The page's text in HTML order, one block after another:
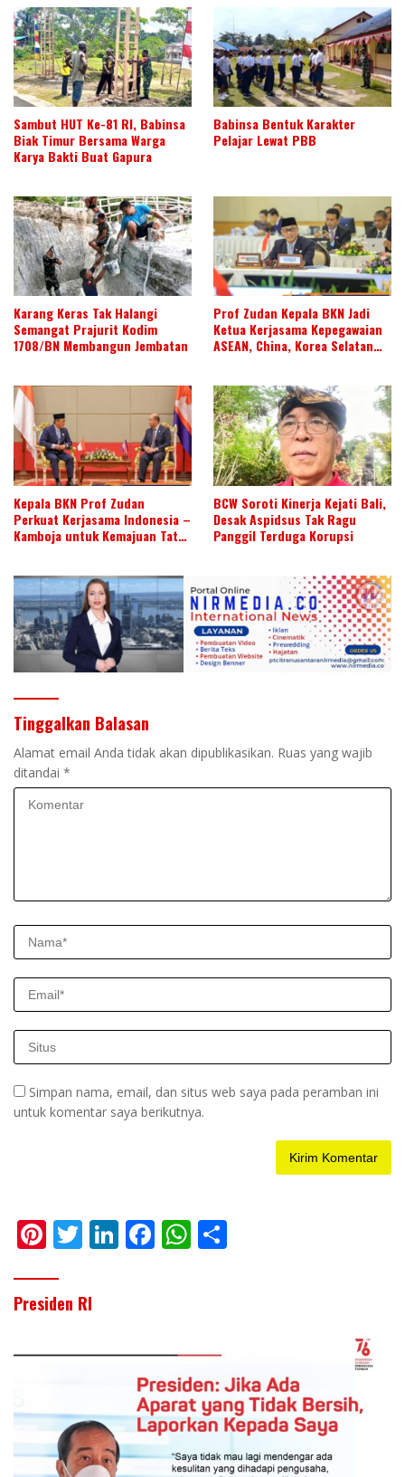
Sambut HUT Ke-81 RI, Babinsa
Biak Timur Bersama Warga
Karya Bakti Buat Gapura
Babinsa Bentuk Karakter
Pelajar Lewat PBB
Karang Keras Tak Halangi
Semangat Prajurit Kodim
1708/BN Membangun Jembatan
Prof Zudan Kepala BKN Jadi
Ketua Kerjasama Kepegawaian
ASEAN, China, Korea Selatan
ASEAN
Kepala BKN Prof Zudan
Perkuat Kerjasama Indonesia –
Kamboja untuk Kemajuan Tata
BCW Soroti Kinerja Kejati Bali,
Desak Aspidsus Tak Ragu
Panggil Terduga Korupsi
Tinggalkan Balasan
Alamat email Anda tidak akan dipublikasikan. Ruas yang wajib
ditandai *
Simpan nama, email, dan situs web saya pada peramban ini
untuk komentar saya berikutnya.
Pi
er
e
st
T
itt
er
Li
dI
F
o
o
k
W
A
p
p
Presiden RI